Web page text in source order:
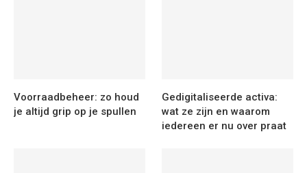
Voorraadbeheer: zo houd
je altijd grip op je spullen
Gedigitaliseerde activa:
wat ze zijn en waarom
iedereen er nu over praat